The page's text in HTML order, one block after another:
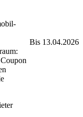
Bis 13.04.2026